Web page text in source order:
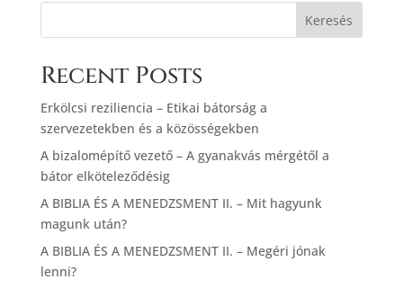
Keresés
Recent Posts
Erkölcsi reziliencia – Etikai bátorság a
szervezetekben és a közösségekben
A bizalomépítő vezető – A gyanakvás mérgétől a
bátor elköteleződésig
A BIBLIA ÉS A MENEDZSMENT II. – Mit hagyunk
magunk után?
A BIBLIA ÉS A MENEDZSMENT II. – Megéri jónak
lenni?